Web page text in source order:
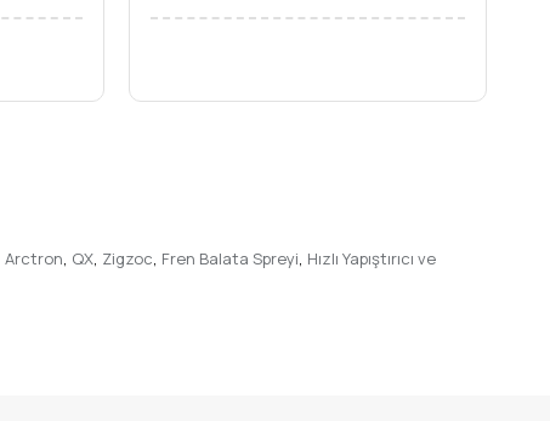
Arctron, QX, Zigzoc, Fren Balata Spreyi, Hızlı Yapıştırıcı ve